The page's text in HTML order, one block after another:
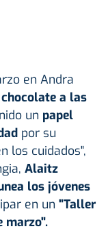
en Andra
a las
un papel
por su
los cuidados",
Alaitz
los jóvenes
en un "Taller
marzo".